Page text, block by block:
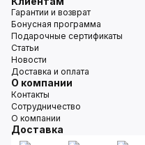
Гарантии и возврат
Бонусная программа
Подарочные сертификаты
Статьи
Новости
Доставка и оплата
О компании
Контакты
Сотрудничество
О компании
Доставка